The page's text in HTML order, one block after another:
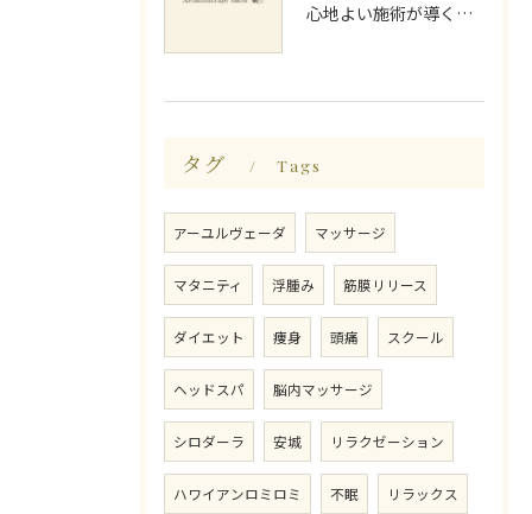
心地よい施術が導く深いリラックス睡眠効果
タグ Tags
アーユルヴェーダ マッサージ
マタニティ 浮腫み 筋膜リリース
ダイエット 痩身 頭痛 スクール
ヘッドスパ 脳内マッサージ
シロダーラ 安城 リラクゼーション
ハワイアンロミロミ 不眠 リラックス